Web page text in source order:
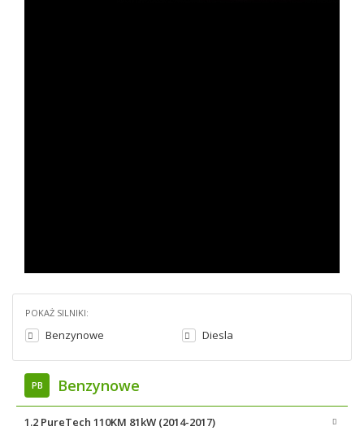
POKAŻ SILNIKI:
Benzynowe Diesla
PB Benzynowe
1.2 PureTech 110KM 81kW (2014-2017)